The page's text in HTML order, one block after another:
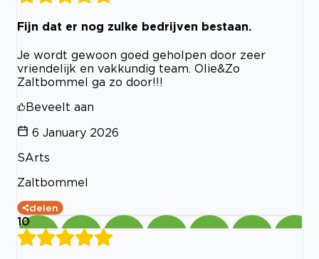
Fijn dat er nog zulke bedrijven bestaan.
Je wordt gewoon goed geholpen door zeer
vriendelijk en vakkundig team. Olie&Zo
Zaltbommel ga zo door!!!
Beveelt aan
6 January 2026
SArts
Zaltbommel
delen
10